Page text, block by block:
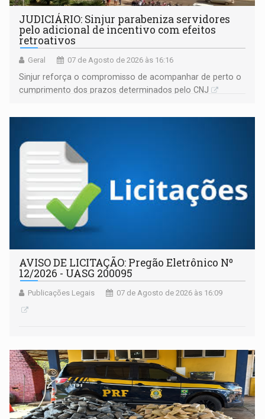
JUDICIÁRIO: Sinjur parabeniza servidores
pelo adicional de incentivo com efeitos
retroativos
Geral 07 de Agosto de 2026 às 16:16
Sinjur reforça o compromisso de acompanhar de perto o
cumprimento dos prazos determinados pelo CNJ
AVISO DE LICITAÇÃO: Pregão Eletrônico Nº
12/2026 - UASG 200095
Publicações Legais 07 de Agosto de 2026 às 16:09